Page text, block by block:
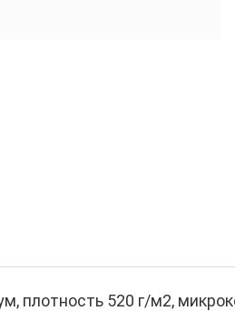
плотность 520 г/м2,